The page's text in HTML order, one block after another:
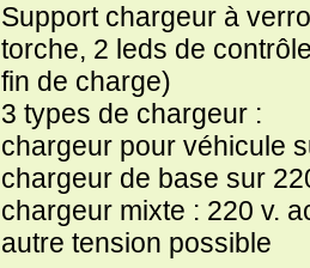
Support chargeur à
torche, 2 leds de
fin de charge)
3 types de chargeur :
chargeur pour véhicule
chargeur de base sur
chargeur mixte : 220 v.
autre tension possible